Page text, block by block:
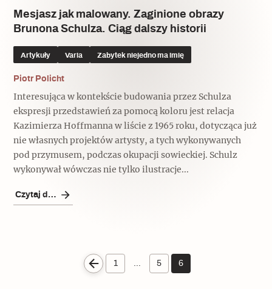
Mesjasz jak malowany. Zaginione obrazy
Brunona Schulza. Ciąg dalszy historii
Artykuły Varia Zabytek niejedno ma imię
Piotr Policht
Interesująca w kontekście budowania przez Schulza
ekspresji przedstawień za pomocą koloru jest relacja
Kazimierza Hoffmanna w liście z 1965 roku, dotycząca już
nie własnych projektów artysty, a tych wykonywanych
pod przymusem, podczas okupacji sowieckiej. Schulz
wykonywał wówczas nie tylko ilustracje...
Czytaj dalej
1 5 6